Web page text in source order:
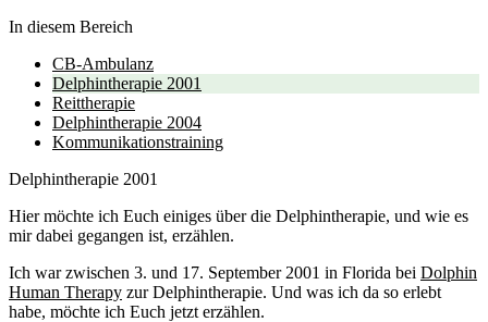
In diesem Bereich
CB-Ambulanz
Delphintherapie 2001
Reittherapie
Delphintherapie 2004
Kommunikationstraining
Delphintherapie 2001
Hier möchte ich Euch einiges über die Delphintherapie, und wie es
mir dabei gegangen ist, erzählen.
Ich war zwischen 3. und 17. September 2001 in Florida bei Dolphin
Human Therapy zur Delphintherapie. Und was ich da so erlebt
habe, möchte ich Euch jetzt erzählen.